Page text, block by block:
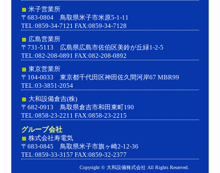
米子営業所
〒683-0804 鳥取県米子市米原5-1-11
TEL:0859-34-7121 FAX:0859-34-7128
広島営業所
〒731-5113 広島県広島市佐伯区美鈴が丘緑1-2-5
TEL:082-208-0891 FAX:082-208-0892
東京営業所
〒104-0033 東京都千代田区神田佐久間河岸67 MBR99
TEL:03-3851-2054
大和設備倉吉(株)
〒682-0913 鳥取県倉吉市和田東町190
TEL:0858-23-2211 FAX:0858-23-2215
グループ会社
株式会社寿電気
〒683-0845 鳥取県米子市旗ヶ崎2-12-36
TEL:0859-33-3157 FAX:0859-32-2377
Copyright © 大和設備株式会社 All Rights Reserved.